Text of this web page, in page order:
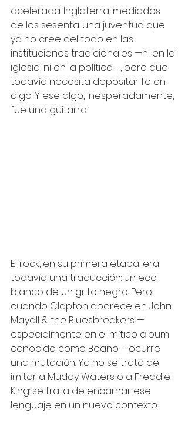
acelerada. Inglaterra, mediados
de los sesenta: una juventud que
ya no cree del todo en las
instituciones tradicionales —ni en la
iglesia, ni en la política—, pero que
todavía necesita depositar fe en
algo. Y ese algo, inesperadamente,
fue una guitarra.
El rock, en su primera etapa, era
todavía una traducción: un eco
blanco de un grito negro. Pero
cuando Clapton aparece en John
Mayall & the Bluesbreakers —
especialmente en el mítico álbum
conocido como Beano— ocurre
una mutación. Ya no se trata de
imitar a Muddy Waters o a Freddie
King: se trata de encarnar ese
lenguaje en un nuevo contexto.